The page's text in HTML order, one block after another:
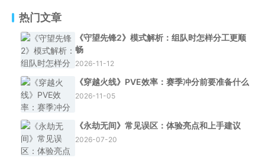
热门文章
《守望先锋2》模式解析：组队时怎样分工更顺
畅
2026-11-12
《穿越火线》PVE效率：赛季冲分前要准备什么
2026-11-05
《永劫无间》常见误区：体验亮点和上手建议
2026-07-20